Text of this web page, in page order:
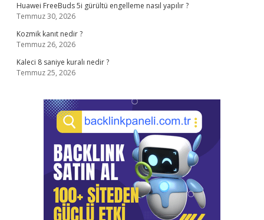
Huawei FreeBuds 5i gürültü engelleme nasıl yapılır ?
Temmuz 30, 2026
Kozmik kanıt nedir ?
Temmuz 26, 2026
Kaleci 8 saniye kuralı nedir ?
Temmuz 25, 2026